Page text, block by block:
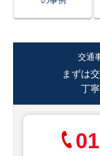
交通
まずは
丁